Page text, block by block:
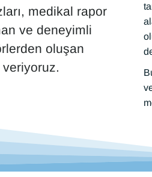
medikal rapor
ve deneyimli
oluşan
.